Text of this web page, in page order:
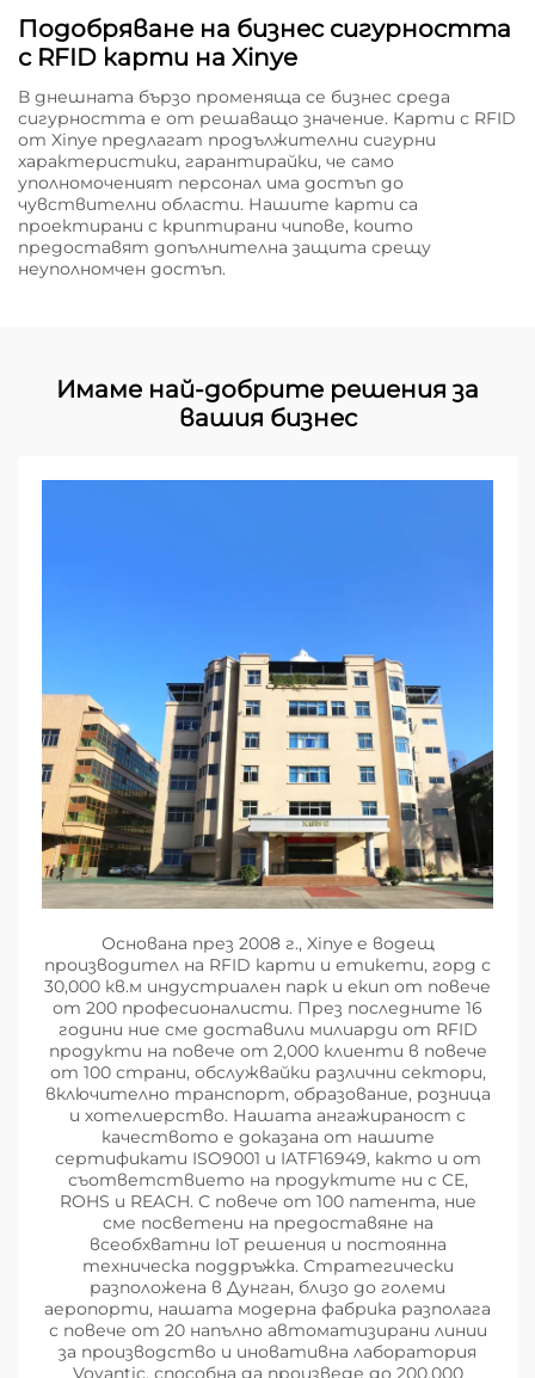
Подобряване на бизнес сигурността
с RFID карти на Xinye
В днешната бързо променяща се бизнес среда
сигурността е от решаващо значение. Карти с RFID
от Xinye предлагат продължителни сигурни
характеристики, гарантирайки, че само
уполномоченият персонал има достъп до
чувствителни области. Нашите карти са
проектирани с криптирани чипове, които
предоставят допълнителна защита срещу
неуполномчен достъп.
Имаме най-добрите решения за
вашия бизнес
Основана през 2008 г., Xinye е водещ
производител на RFID карти и етикети, горд с
30,000 кв.м индустриален парк и екип от повече
от 200 професионалисти. През последните 16
години ние сме доставили милиарди от RFID
продукти на повече от 2,000 клиенти в повече
от 100 страни, обслужвайки различни сектори,
включително транспорт, образование, розница
и хотелиерство. Нашата ангажираност с
качеството е доказана от нашите
сертификати ISO9001 и IATF16949, както и от
съответствието на продуктите ни с CE,
ROHS и REACH. С повече от 100 патента, ние
сме посветени на предоставяне на
всеобхватни IoT решения и постоянна
техническа поддръжка. Стратегически
разположена в Дунган, близо до големи
аеропорти, нашата модерна фабрика разполага
с повече от 20 напълно автоматизирани линии
за производство и иновативна лаборатория
Voyantic, способна да произведе до 200,000